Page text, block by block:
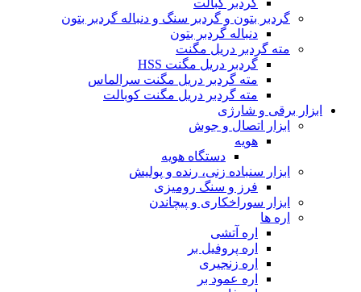
گردبر کبالت
گردبر بتون و گردبر سنگ و دنباله گردبر بتون
دنباله گردبر بتون
مته گردبر دریل مگنت
گردبر دریل مگنت HSS
مته گردبر دریل مگنت سرالماس
مته گردبر دریل مگنت کوبالت
ابزار برقی و شارژی
ابزار اتصال و جوش
هویه
دستگاه هویه
ابزار سنباده زنی، رنده و پولیش
فرز و سنگ رومیزی
ابزار سوراخکاری و پیچاندن
اره ها
اره آتشی
اره پروفیل بر
اره زنجیری
اره عمود بر